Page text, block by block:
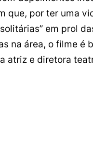
que, por ter uma
em prol
na área, o filme é
atriz e diretora